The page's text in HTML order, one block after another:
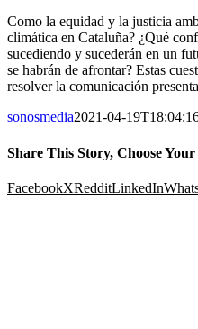
Como la equidad y la justicia
climática en Cataluña? ¿Qué
sucediendo y sucederán en un
se habrán de afrontar? Estas
resolver la comunicación
sonosmedia2021-04-
Share This Story, Choose
FacebookXRedditLinkedIn